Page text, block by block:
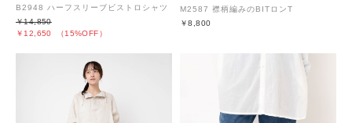
B2948 ハーフスリーブビストロシャツ
￥12,650 （15%OFF）
￥14,850
M2587 襟柄編みのBITロンT
￥8,800